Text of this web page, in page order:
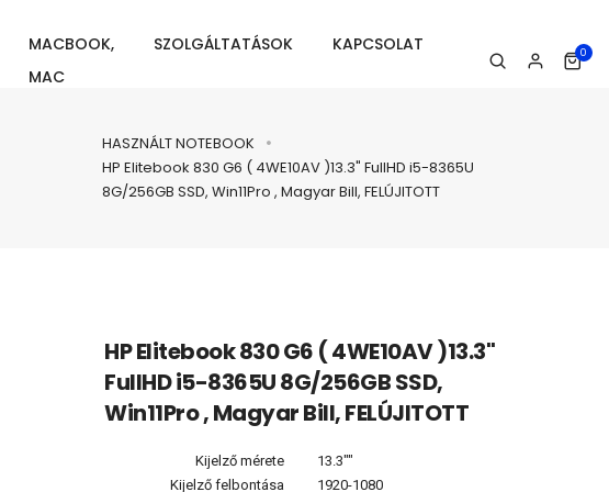
MACBOOK,
MAC
SZOLGÁLTATÁSOK KAPCSOLAT 0
HASZNÁLT NOTEBOOK
HP Elitebook 830 G6 ( 4WE10AV )13.3" FullHD i5-8365U
8G/256GB SSD, Win11Pro , Magyar Bill, FELÚJITOTT
HP Elitebook 830 G6 ( 4WE10AV )13.3"
FullHD i5-8365U 8G/256GB SSD,
Win11Pro , Magyar Bill, FELÚJITOTT
Kijelző mérete
13.3""
Kijelző felbontása
1920-1080